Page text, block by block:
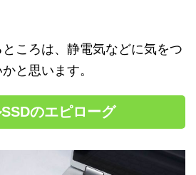
ころは、静電気などに気をつ
と思います。
のエピローグ